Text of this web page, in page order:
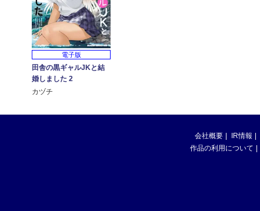
電子版
田舎の黒ギャルJKと結
婚しました 2
カヅチ
会社概要 IR情報
作品の利用について